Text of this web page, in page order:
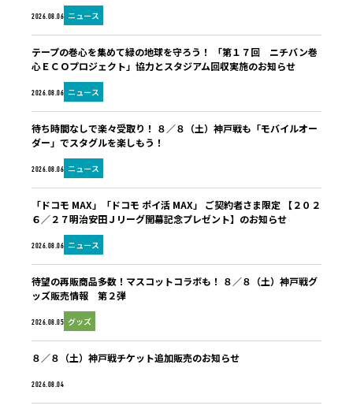
2026.08.06 ニュース
2026.08.06 ニュース
テープの巻心を集めて緑の地球を守ろう！ 「第１７回 ニチバン巻
心ＥＣＯプロジェクト」協力とスタジアム回収実施のお知らせ
2026.08.06 ニュース
待ち時間なしで楽々受取り！ ８／８（土）神戸戦も「モバイルオー
ダー」でスタグルを楽しもう！
2026.08.06 ニュース
「ドコモ MAX」「ドコモ ポイ活 MAX」 ご契約者さま限定 【２０２
６／２７明治安田Ｊリーグ開幕記念プレゼント】のお知らせ
2026.08.05 グッズ
待望の再販商品多数！マスコットコラボも！ ８／８（土）神戸戦グ
ッズ販売情報 第２弾
2026.08.04
８／８（土）神戸戦チケット追加販売のお知らせ